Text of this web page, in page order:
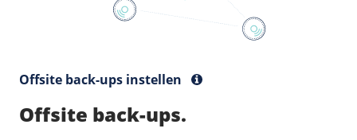
Offsite back-ups instellen
Offsite back-ups.